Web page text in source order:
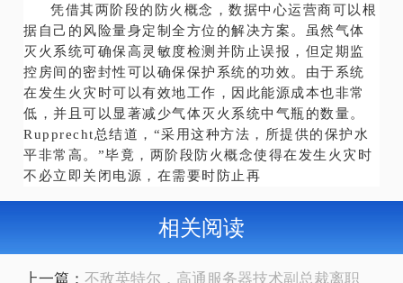
凭借其两阶段的防火概念，数据中心运营商可以根
据自己的风险量身定制全方位的解决方案。虽然气体
灭火系统可确保高灵敏度检测并防止误报，但定期监
控房间的密封性可以确保保护系统的功效。由于系统
在发生火灾时可以有效地工作，因此能源成本也非常
低，并且可以显著减少气体灭火系统中气瓶的数量。
Rupprecht总结道，“采用这种方法，所提供的保护水
平非常高。”毕竟，两阶段防火概念使得在发生火灾时
不必立即关闭电源，在需要时防止再
相关阅读
上一篇： 不敌英特尔，高通服务器技术副总裁离职